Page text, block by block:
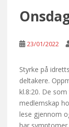
23/01/2022
Styrke på
deltakere.
kl.8:20. De
medlemskap
lese gjennom
har